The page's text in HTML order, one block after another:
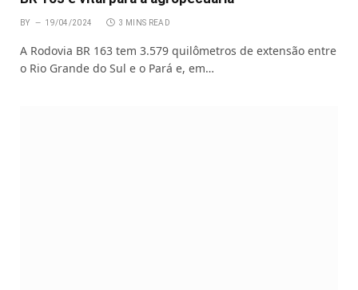
BY 19/04/2024 3 MINS READ
A Rodovia BR 163 tem 3.579 quilômetros de extensão entre
o Rio Grande do Sul e o Pará e, em…